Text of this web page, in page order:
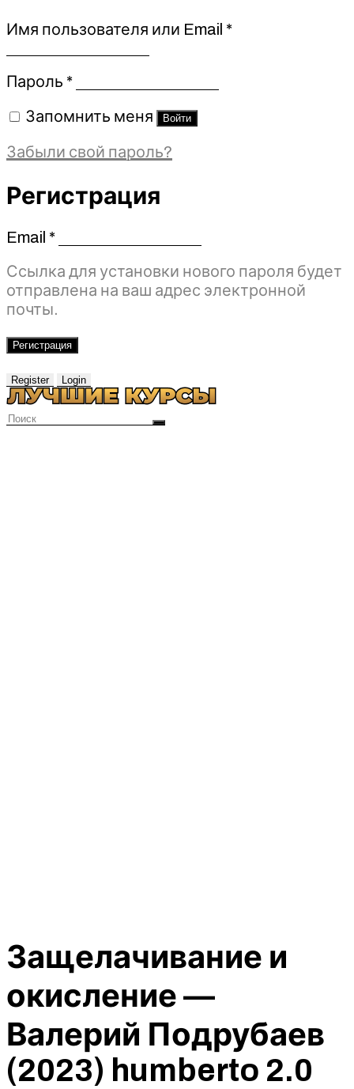
Имя пользователя или Email *Обязательно
Пароль *Обязательно
Запомнить меня Войти
Забыли свой пароль?
Регистрация
Email *Обязательно
Ссылка для установки нового пароля будет
отправлена ​​на ваш адрес электронной
почты.
Регистрация
Register Login
Защелачивание и
окисление —
Валерий Подрубаев
(2023) humberto 2.0